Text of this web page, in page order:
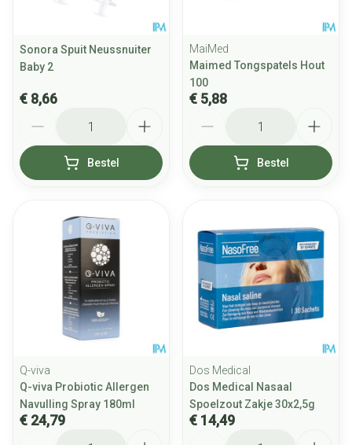
Sonora Spuit Neussnuiter
Baby 2
€ 8,66
Bestel
MaiMed
Maimed Tongspatels Hout
100
€ 5,88
Bestel
Q-viva
Q-viva Probiotic Allergen
Navulling Spray 180ml
€ 24,79
Dos Medical
Dos Medical Nasaal
Spoelzout Zakje 30x2,5g
€ 14,49